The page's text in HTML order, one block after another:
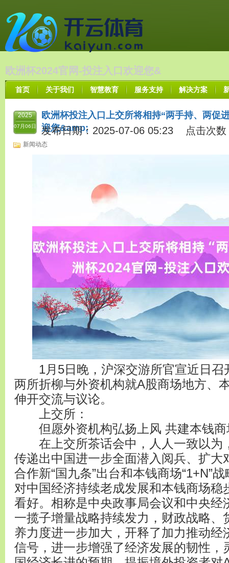
欧洲杯2024官网-投注入口欢迎您&
首页 关于我们 智慧教育 服务支持 解决方案
2025
07月06日
欧洲杯投注入口上交所将相持“两手持、两促
迎您&amp;
发布日期：2025-07-06 05:23 点击次数
新闻动态
1月5日晚，沪深交游所官宣近日召
两所折柳与外资机构就A股商场地方、
伸开交流与议论。
上交所：
但愿外资机构弘扬上风 共建本钱商
在上交所茶话会中，人人一致以为
传递出中国进一步全面潜入阅兵、扩大
合作新“国九条”出台和本钱商场“1+N”
对中国经济持续老成发展和本钱商场稳
看好。相称是中央政事局会议和中央经
一揽子增量战略持续发力，财政战略、
养力度进一步加大，开释了加力推动经
信号，进一步增强了经济发展的韧性，